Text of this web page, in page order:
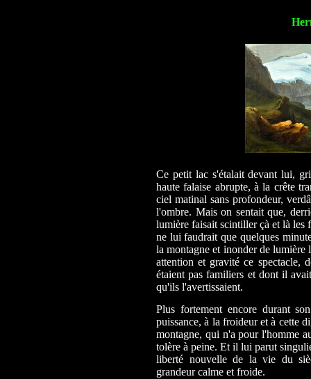
Ce petit lac s'étalait devant lui,
haute falaise abrupte, à la crête
ciel matinal sans profondeur,
l'ombre. Mais on sentait que,
lumière faisait scintiller çà et là les
ne lui faudrait que quelques
la montagne et inonder de lumière
attention et gravité ce spectacle,
étaient pas familiers et dont il
qu'ils l'avertissaient.
Plus fortement encore durant
puissance, à la froideur et à cette
montagne, qui n'a pour l'homme
tolère à peine. Et il lui parut
liberté nouvelle de la vie du
grandeur calme et froide.